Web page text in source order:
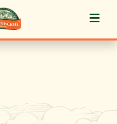
≡
®